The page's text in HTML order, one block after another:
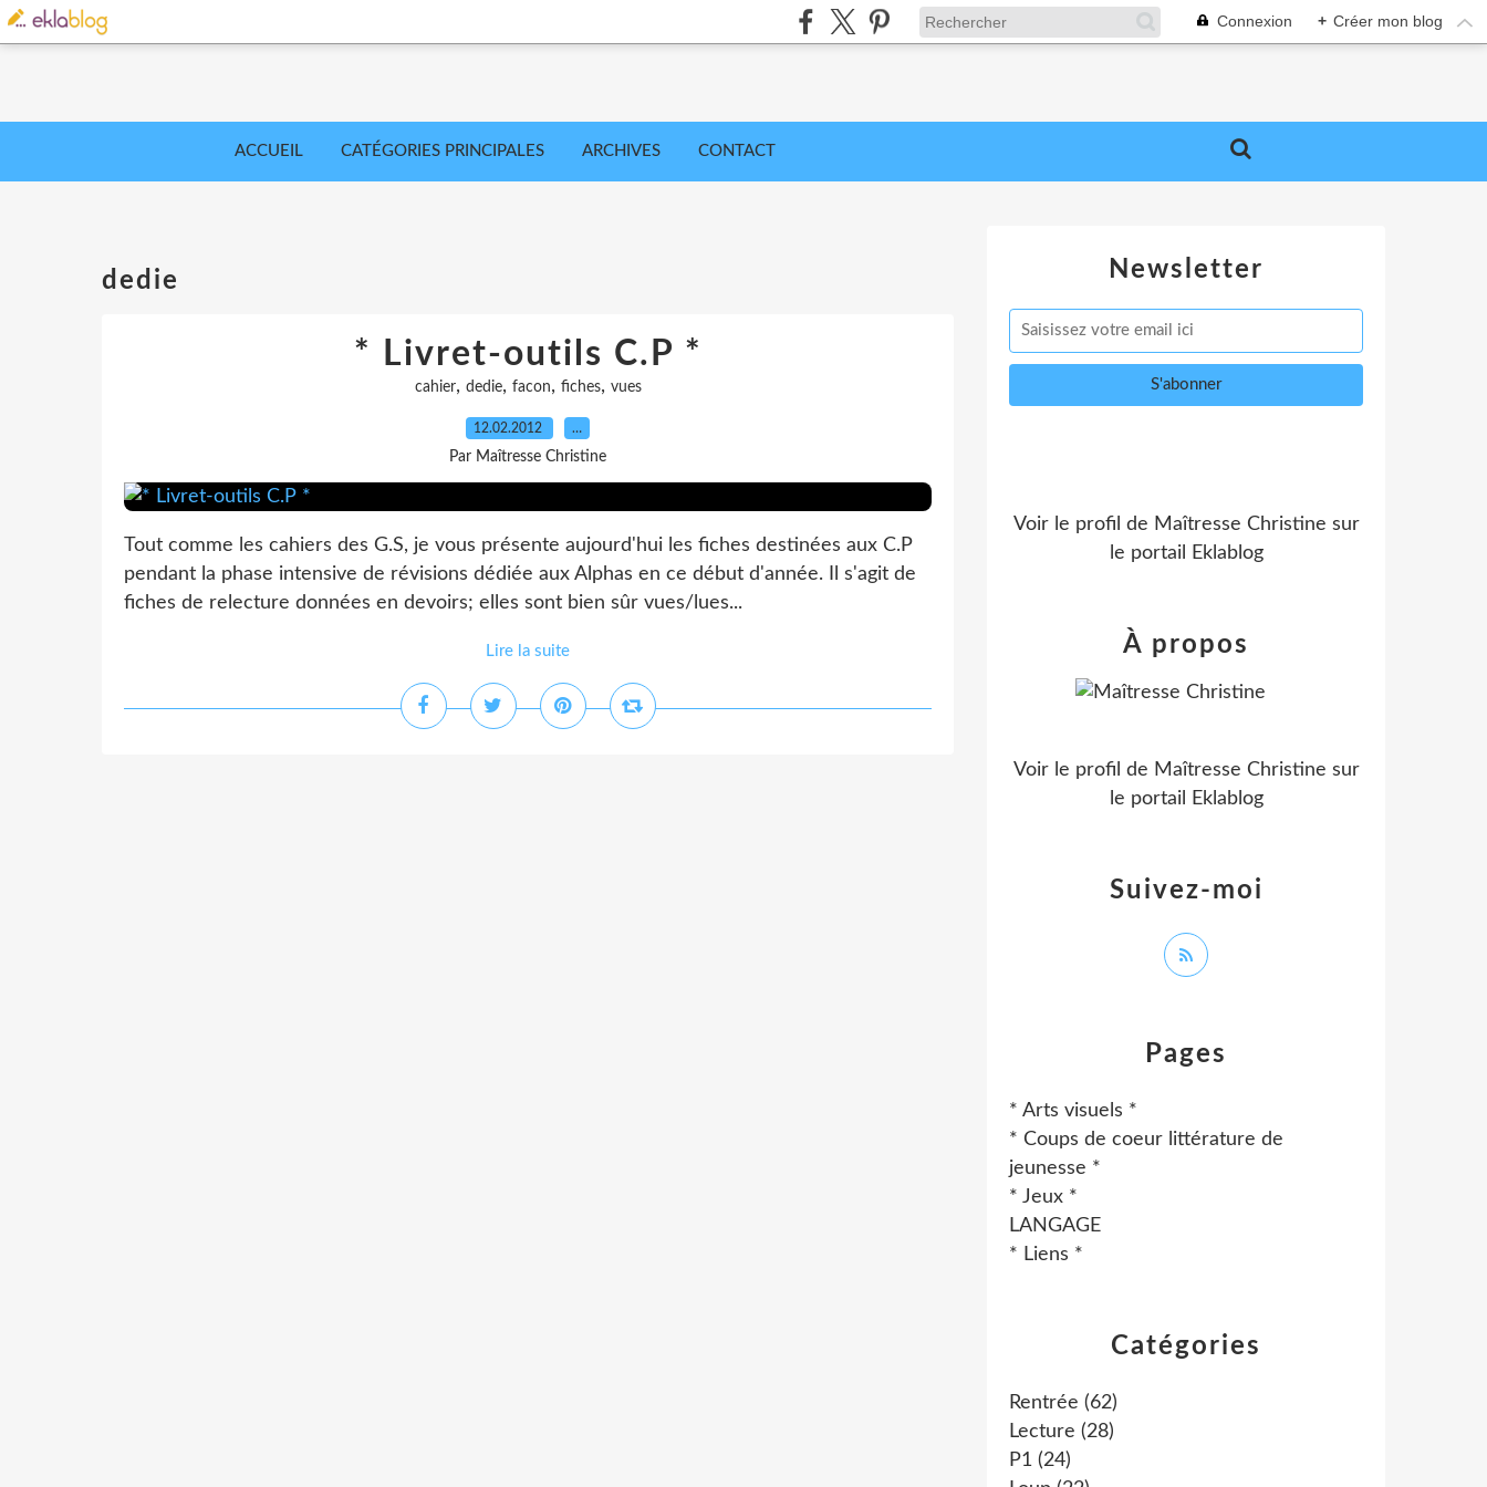
Connexion + Créer mon blog
ACCUEIL CATÉGORIES PRINCIPALES ARCHIVES CONTACT
dedie
* Livret-outils C.P *
cahier, dedie, facon, fiches, vues
12.02.2012 …
Par Maîtresse Christine
Tout comme les cahiers des G.S, je vous présente aujourd'hui les fiches destinées aux C.P
pendant la phase intensive de révisions dédiée aux Alphas en ce début d'année. Il s'agit de
fiches de relecture données en devoirs; elles sont bien sûr vues/lues...
Lire la suite
Newsletter
Catégories
Rentrée (62)
Lecture (28)
P1 (24)
Pages
* Arts visuels *
* Coups de coeur littérature de
jeunesse *
* Jeux *
LANGAGE
* Liens *
Voir le profil de Maîtresse Christine sur
le portail Eklablog
Suivez-moi
À propos
Voir le profil de Maîtresse Christine sur
le portail Eklablog